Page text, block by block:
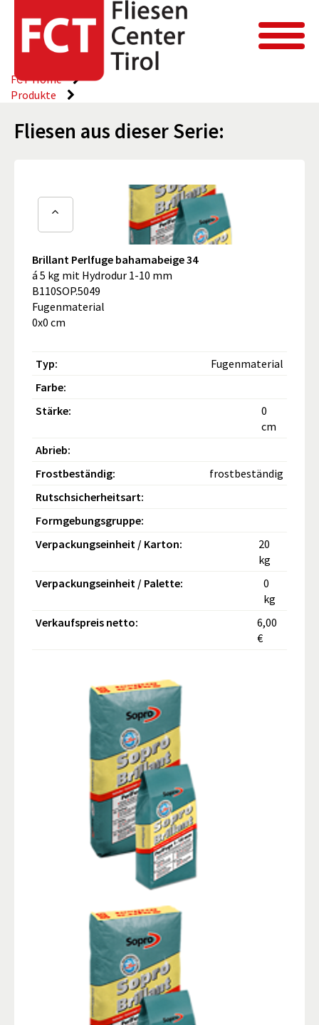
FCT Home
Produkte
Fliesen aus dieser Serie:
Brillant Perlfuge bahamabeige 34
á 5 kg mit Hydrodur 1-10 mm
B110SOP.5049
Fugenmaterial
0x0 cm
Typ:
Fugenmaterial
Farbe:
Stärke:
0
cm
Abrieb:
Frostbeständig:
frostbeständig
Rutschsicherheitsart:
Formgebungsgruppe:
Verpackungseinheit / Karton:
20
kg
Verpackungseinheit / Palette:
0
kg
Verkaufspreis netto:
6,00
€